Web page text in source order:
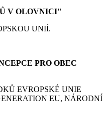
V OLOVNICI"
UNIÍ.
PRO OBEC
EVROPSKÉ UNIE
EU, NÁRODNÍ